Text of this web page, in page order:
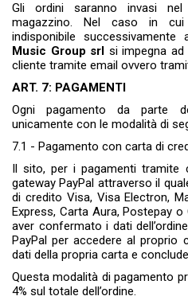
Gli ordini saranno invasi
magazzino. Nel caso in
indisponibile successivamente
Music Group srl si impegna
cliente tramite email ovvero
ART. 7: PAGAMENTI
Ogni pagamento da parte
unicamente con le modalità di
7.1 - Pagamento con carta di
Il sito, per i pagamenti tramite
gateway PayPal attraverso il
di credito Visa, Visa Electron,
Express, Carta Aura, Postepay
aver confermato i dati
PayPal per accedere al proprio
dati della propria carta e
Questa modalità di pagamento
4% sul totale dell’ordine.